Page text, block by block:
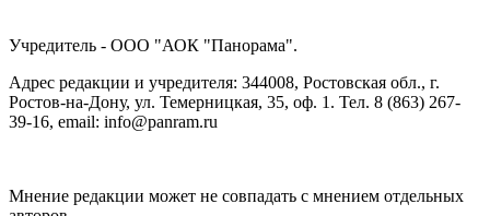
Учредитель - ООО "АОК "Панорама".
Адрес редакции и учредителя: 344008, Ростовская обл., г.
Ростов-на-Дону, ул. Темерницкая, 35, оф. 1. Тел. 8 (863) 267-
39-16, email: info@panram.ru
Мнение редакции может не совпадать с мнением отдельных